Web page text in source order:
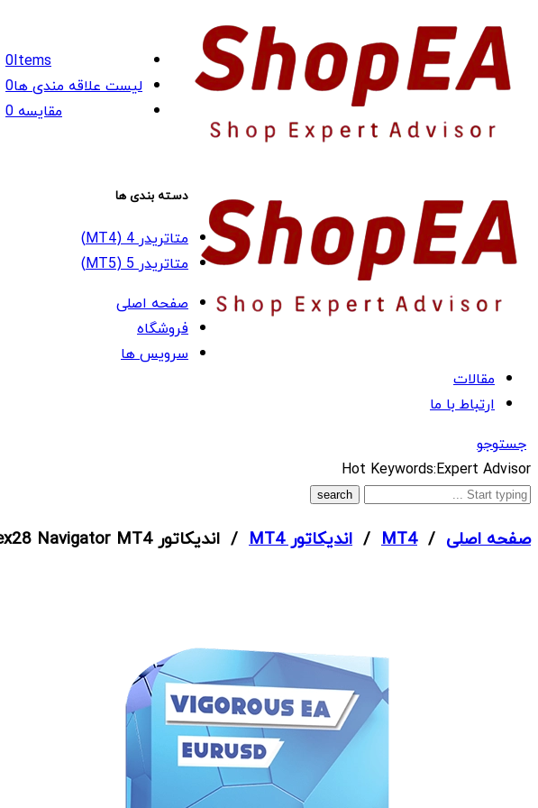
0Items
لیست علاقه مندی ها0
مقایسه0
دسته بندی ها
متاتریدر 4 (MT4)
متاتریدر 5 (MT5)
صفحه اصلی
فروشگاه
سرویس ها
مقالات
ارتباط با ما
جستوجو
What
are
looking
Hot Keywords:Expert Advisor
صفحه اصلی /
MT4
/ اندیکاتور MT4 / اندیکاتور Dynamic Forex28 Navigator MT4